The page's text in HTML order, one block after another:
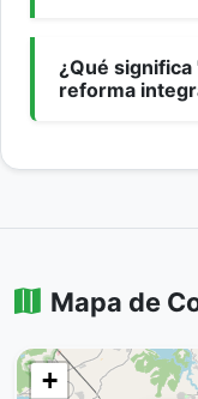
¿Qué significa
reforma
Mapa de
+